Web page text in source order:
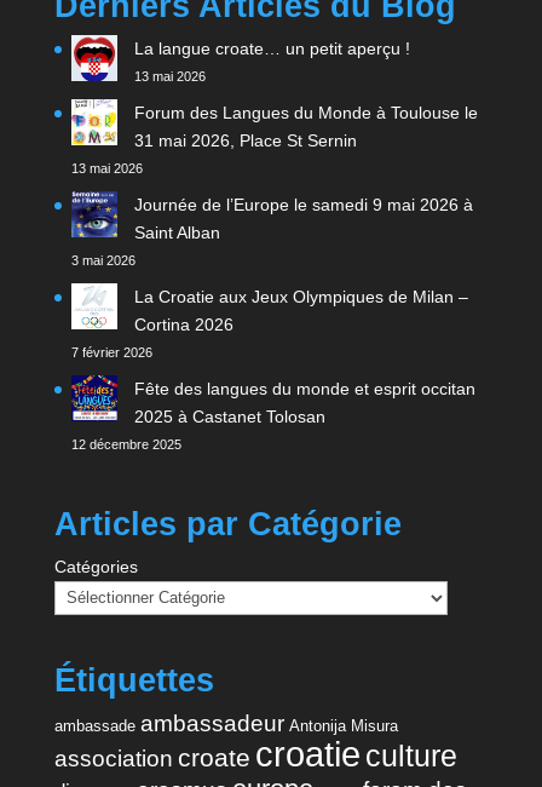
La langue croate… un petit aperçu !
13 mai 2026
Forum des Langues du Monde à Toulouse le
31 mai 2026, Place St Sernin
13 mai 2026
Journée de l’Europe le samedi 9 mai 2026 à
Saint Alban
3 mai 2026
La Croatie aux Jeux Olympiques de Milan –
Cortina 2026
7 février 2026
Fête des langues du monde et esprit occitan
2025 à Castanet Tolosan
12 décembre 2025
Articles par Catégorie
Catégories
Étiquettes
ambassade ambassadeur Antonija Misura
association croate croatie culture